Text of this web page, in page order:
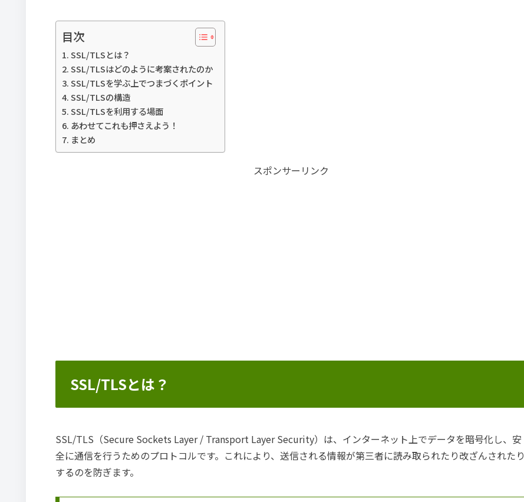
目次
SSL/TLSとは？
SSL/TLSはどのように考案されたのか
SSL/TLSを学ぶ上でつまづくポイント
SSL/TLSの構造
SSL/TLSを利用する場面
あわせてこれも押さえよう！
まとめ
スポンサーリンク
SSL/TLSとは？
SSL/TLS（Secure Sockets Layer / Transport Layer Security）は、インターネット上でデータを暗号化し、安
全に通信を行うためのプロトコルです。これにより、送信される情報が第三者に読み取られたり改ざんされたり
するのを防ぎます。